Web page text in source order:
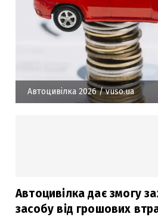
Автоцивілка 2026/ vuso.ua
Автоцивілка дає змогу
засобу від грошових